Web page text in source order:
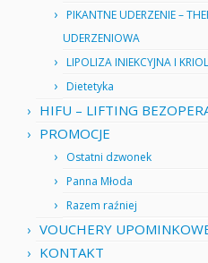
PIKANTNE UDERZENIE –
UDERZENIOWA
LIPOLIZA INIEKCYJNA I
Dietetyka
HIFU – LIFTING
PROMOCJE
Ostatni dzwonek
Panna Młoda
Razem raźniej
VOUCHERY
KONTAKT